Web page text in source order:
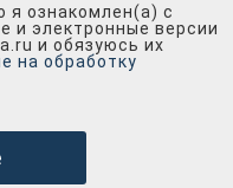
ознакомлен(а) с
и электронные версии
и обязуюсь их
на обработку